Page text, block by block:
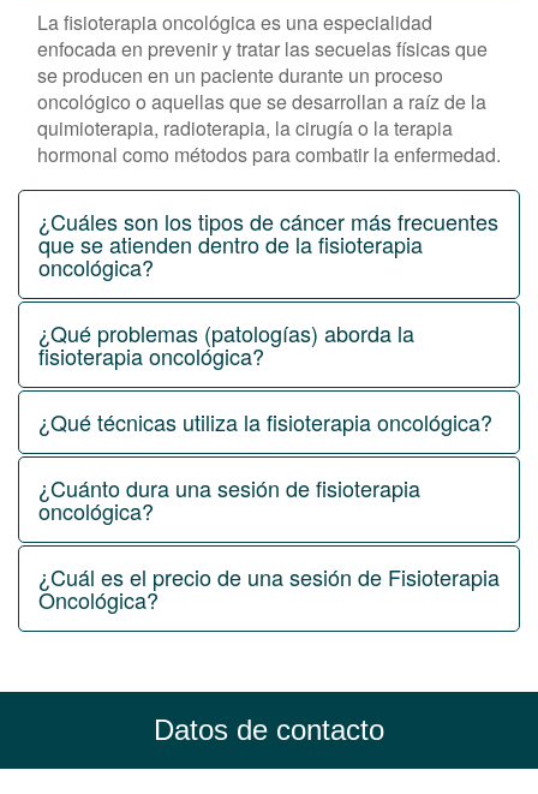
La fisioterapia oncológica es una especialidad
enfocada en prevenir y tratar las secuelas físicas que
se producen en un paciente durante un proceso
oncológico o aquellas que se desarrollan a raíz de la
quimioterapia, radioterapia, la cirugía o la terapia
hormonal como métodos para combatir la enfermedad.
¿Cuáles son los tipos de cáncer más frecuentes
que se atienden dentro de la fisioterapia
oncológica?
¿Qué problemas (patologías) aborda la
fisioterapia oncológica?
¿Qué técnicas utiliza la fisioterapia oncológica?
¿Cuánto dura una sesión de fisioterapia
oncológica?
¿Cuál es el precio de una sesión de Fisioterapia
Oncológica?
Datos de contacto